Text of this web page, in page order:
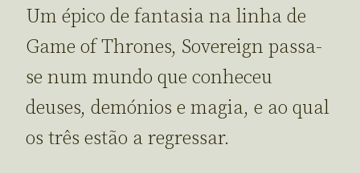
Um épico de fantasia na linha de
Game of Thrones, Sovereign passa-
se num mundo que conheceu
deuses, demónios e magia, e ao qual
os três estão a regressar.